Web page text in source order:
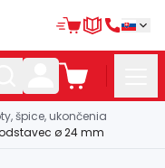
špice, ukončenia
ø 24 mm